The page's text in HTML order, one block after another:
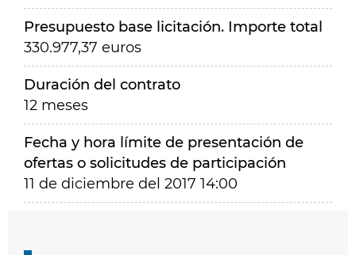
Presupuesto base licitación. Importe total
330.977,37 euros
Duración del contrato
12 meses
Fecha y hora límite de presentación de
ofertas o solicitudes de participación
11 de diciembre del 2017 14:00